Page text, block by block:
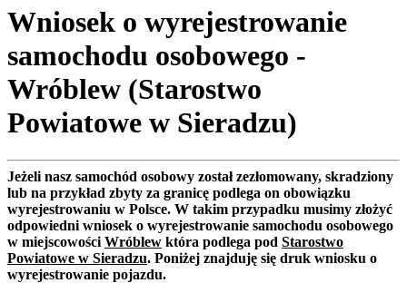
Wniosek o wyrejestrowanie
samochodu osobowego -
Wróblew (Starostwo
Powiatowe w Sieradzu)
Jeżeli nasz samochód osobowy został zezłomowany, skradziony
lub na przykład zbyty za granicę podlega on obowiązku
wyrejestrowaniu w Polsce. W takim przypadku musimy złożyć
odpowiedni wniosek o wyrejestrowanie samochodu osobowego
w miejscowości Wróblew która podlega pod Starostwo
Powiatowe w Sieradzu. Poniżej znajduję się druk wniosku o
wyrejestrowanie pojazdu.